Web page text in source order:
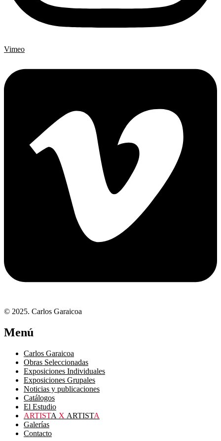
Vimeo
© 2025. Carlos Garaicoa
Menú
Carlos Garaicoa
Obras Seleccionadas
Exposiciones Individuales
Exposiciones Grupales
Noticias y publicaciones
Catálogos
El Estudio
ARTISTA X ARTISTA
Galerías
Contacto